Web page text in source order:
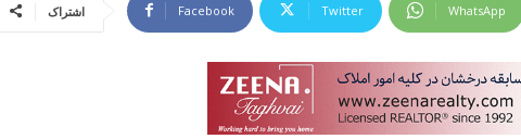
اشتراک Facebook Twitter WhatsApp